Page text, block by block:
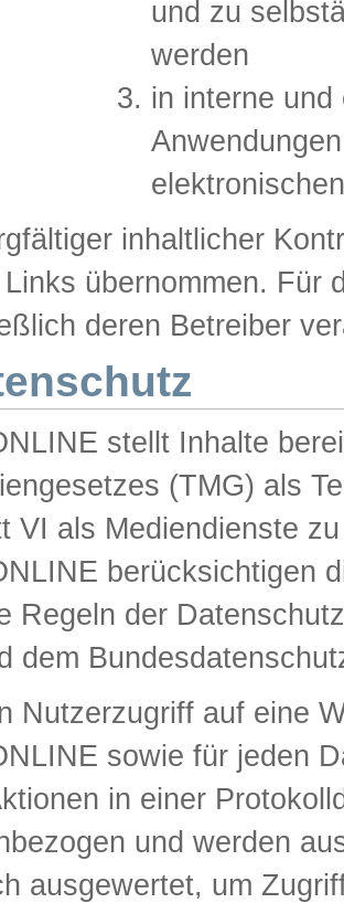
und zu
werden
in interne
inhaltlicher
übernommen. Für
deren Betreiber
stellt Inhalte
(TMG) als
VI als Mediendienste
berücksichtigen
Regeln der
dem
Nutzerzugriff auf eine
sowie für jeden
in einer
und werden
ausgewertet, um